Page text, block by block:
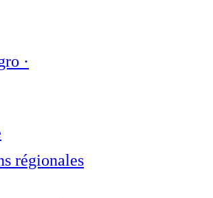
·
régionales